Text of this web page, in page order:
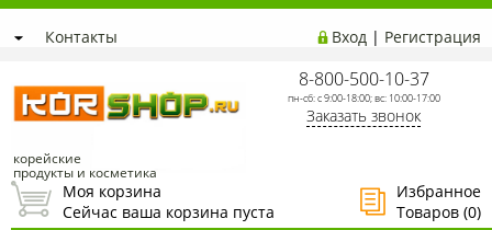
Контакты Вход | Регистрация
корейские
продукты и косметика
8-800-500-10-37
пн-сб: с 9:00-18:00; вс: 10:00-17:00
Заказать звонок
Избранное
Товаров (0)
Моя корзина
Сейчас ваша корзина пуста